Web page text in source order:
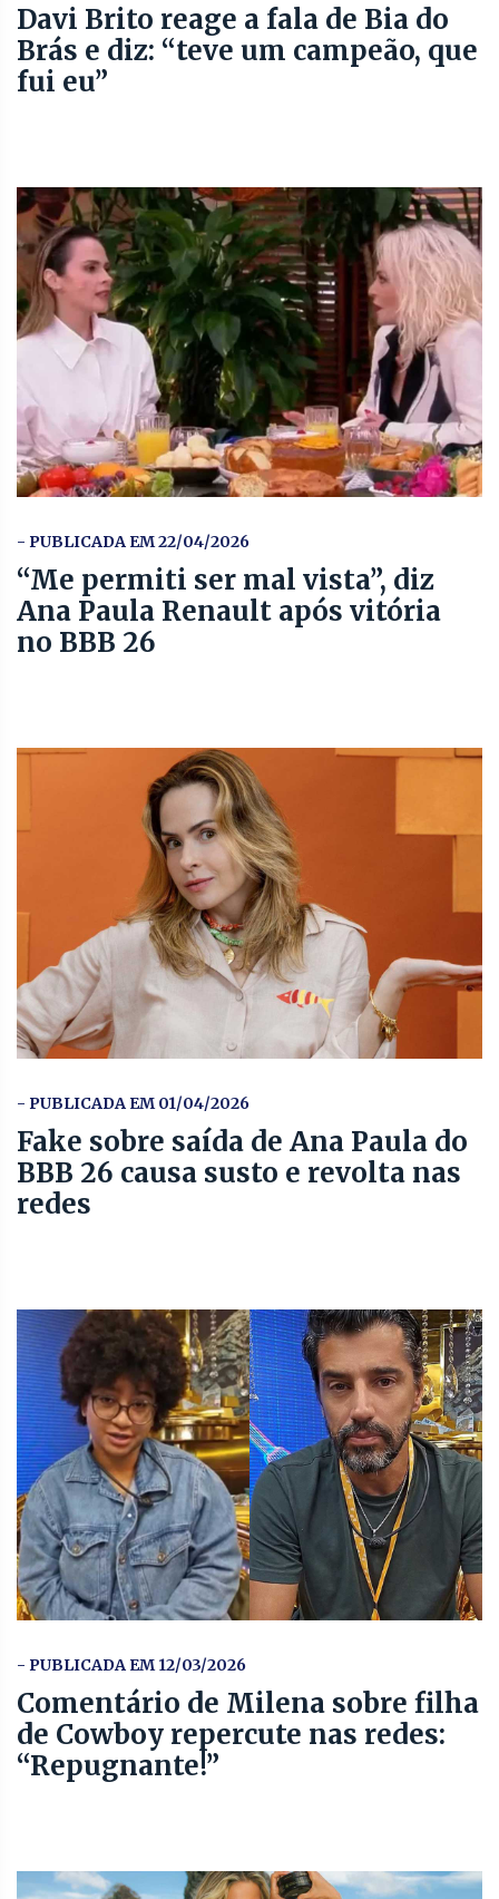
Davi Brito reage a fala de Bia do
Brás e diz: “teve um campeão, que
fui eu”
- PUBLICADA EM 22/04/2026
“Me permiti ser mal vista”, diz
Ana Paula Renault após vitória
no BBB 26
- PUBLICADA EM 01/04/2026
Fake sobre saída de Ana Paula do
BBB 26 causa susto e revolta nas
redes
- PUBLICADA EM 12/03/2026
Comentário de Milena sobre filha
de Cowboy repercute nas redes:
“Repugnante!”